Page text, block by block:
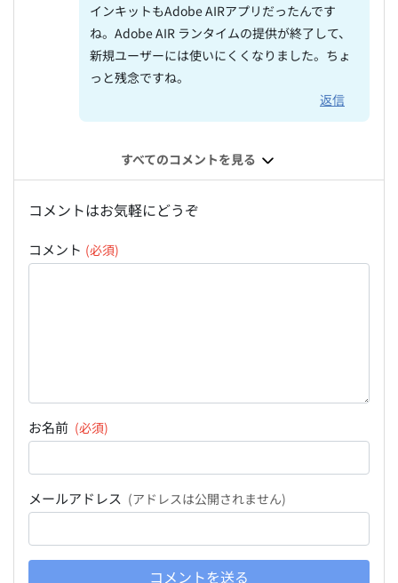
インキットもAdobe AIRアプリだったんです
ね。Adobe AIR ランタイムの提供が終了して、
新規ユーザーには使いにくくなりました。ちょ
っと残念ですね。
返信
すべてのコメントを見る
コメントはお気軽にどうぞ
コメント (必須)
お名前 (必須)
メールアドレス (アドレスは公開されません)
コメントを送る